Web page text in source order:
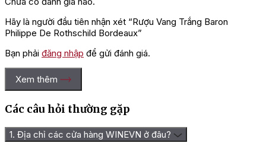
Hãy là người đầu tiên nhận xét “Rượu Vang Trắng Baron
Philippe De Rothschild Bordeaux”
Bạn phải đăng nhập để gửi đánh giá.
Xem thêm
Các câu hỏi thường gặp
1. Địa chỉ các cửa hàng WINEVN ở đâu?